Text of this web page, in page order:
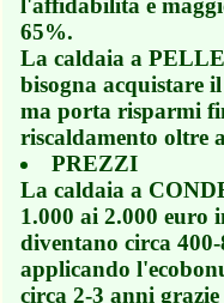
l'affidabilità è
65%.
La caldaia a
bisogna acquistare
ma porta risparmi
riscaldamento oltre
PREZZI
La caldaia a
1.000 ai 2.000 euro
diventano circa
applicando
circa 2-3 anni